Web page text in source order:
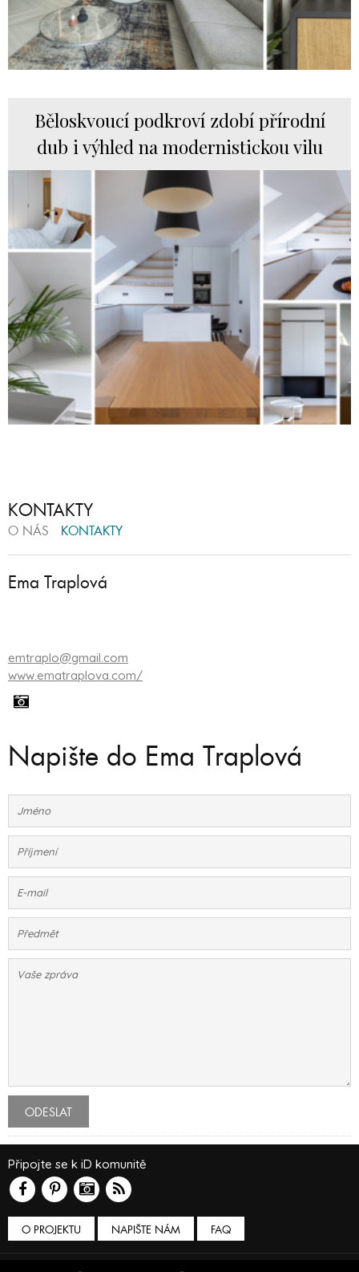
Běloskvoucí podkroví zdobí přírodní
dub i výhled na modernistickou vilu
KONTAKTY
O NÁS KONTAKTY
Ema Traplová
emtraplo@gmail.com
www.ematraplova.com/
Napište do Ema Traplová
ODESLAT
O PROJEKTU NAPIŠTE NÁM
Připojte se k iD komunitě
FAQ